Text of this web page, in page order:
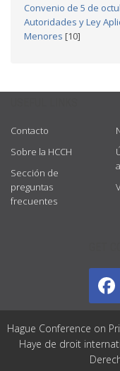
Convenio de 5 de
Autoridades y Ley
Menores [10]
Contacto
Sobre la HCCH
Sección de
preguntas
frecuentes
Hague Conference on
Haye de droit